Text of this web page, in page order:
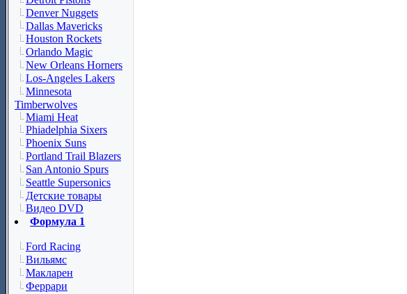
Denver Nuggets
Dallas Mavericks
Houston Rockets
Orlando Magic
New Orleans Horners
Los-Angeles Lakers
Minnesota
Timberwolves
Miami Heat
Phiadelphia Sixers
Phoenix Suns
Portland Trail Blazers
San Antonio Spurs
Seattle Supersonics
Детские товары
Видео DVD
Формула 1
Ford Racing
Вильямс
Макларен
Феррари